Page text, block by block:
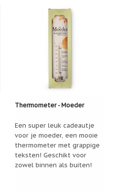
Thermometer - Moeder
Een super leuk cadeautje
voor je moeder, een mooie
thermometer met grappige
teksten! Geschikt voor
zowel binnen als buiten!